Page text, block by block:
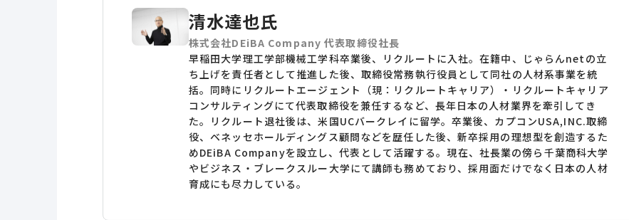
清水達也氏
株式会社DEiBA Company 代表取締役社長
早稲田大学理工学部機械工学科卒業後、リクルートに入社。在籍中、じゃらんnetの立
ち上げを責任者として推進した後、取締役常務執行役員として同社の人材系事業を統
括。同時にリクルートエージェント（現：リクルートキャリア）・リクルートキャリア
コンサルティングにて代表取締役を兼任するなど、長年日本の人材業界を牽引してき
た。リクルート退社後は、米国UCバークレイに留学。卒業後、カプコンUSA,INC.取締
役、ベネッセホールディングス顧問などを歴任した後、新卒採用の理想型を創造するた
めDEiBA Companyを設立し、代表として活躍する。現在、社長業の傍ら千葉商科大学
やビジネス・ブレークスルー大学にて講師も務めており、採用面だけでなく日本の人材
育成にも尽力している。